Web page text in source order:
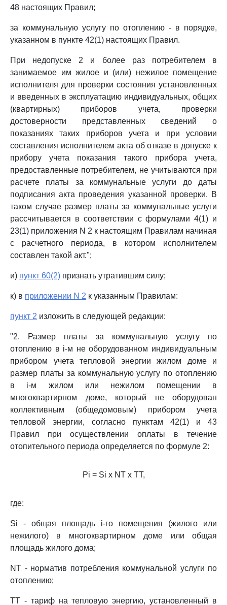
48 настоящих Правил;
за коммунальную услугу по отоплению - в порядке,
указанном в пункте 42(1) настоящих Правил.
При недопуске 2 и более раз потребителем в
занимаемое им жилое и (или) нежилое помещение
исполнителя для проверки состояния установленных
и введенных в эксплуатацию индивидуальных, общих
(квартирных) приборов учета, проверки
достоверности представленных сведений о
показаниях таких приборов учета и при условии
составления исполнителем акта об отказе в допуске к
прибору учета показания такого прибора учета,
предоставленные потребителем, не учитываются при
расчете платы за коммунальные услуги до даты
подписания акта проведения указанной проверки. В
таком случае размер платы за коммунальные услуги
рассчитывается в соответствии с формулами 4(1) и
23(1) приложения N 2 к настоящим Правилам начиная
с расчетного периода, в котором исполнителем
составлен такой акт.";
и) пункт 60(2) признать утратившим силу;
к) в приложении N 2 к указанным Правилам:
пункт 2 изложить в следующей редакции:
"2. Размер платы за коммунальную услугу по
отоплению в i-м не оборудованном индивидуальным
прибором учета тепловой энергии жилом доме и
размер платы за коммунальную услугу по отоплению
в i-м жилом или нежилом помещении в
многоквартирном доме, который не оборудован
коллективным (общедомовым) прибором учета
тепловой энергии, согласно пунктам 42(1) и 43
Правил при осуществлении оплаты в течение
отопительного периода определяется по формуле 2:
Pi = Si x NT x TT,
где:
Si - общая площадь i-го помещения (жилого или
нежилого) в многоквартирном доме или общая
площадь жилого дома;
NT - норматив потребления коммунальной услуги по
отоплению;
TT - тариф на тепловую энергию, установленный в